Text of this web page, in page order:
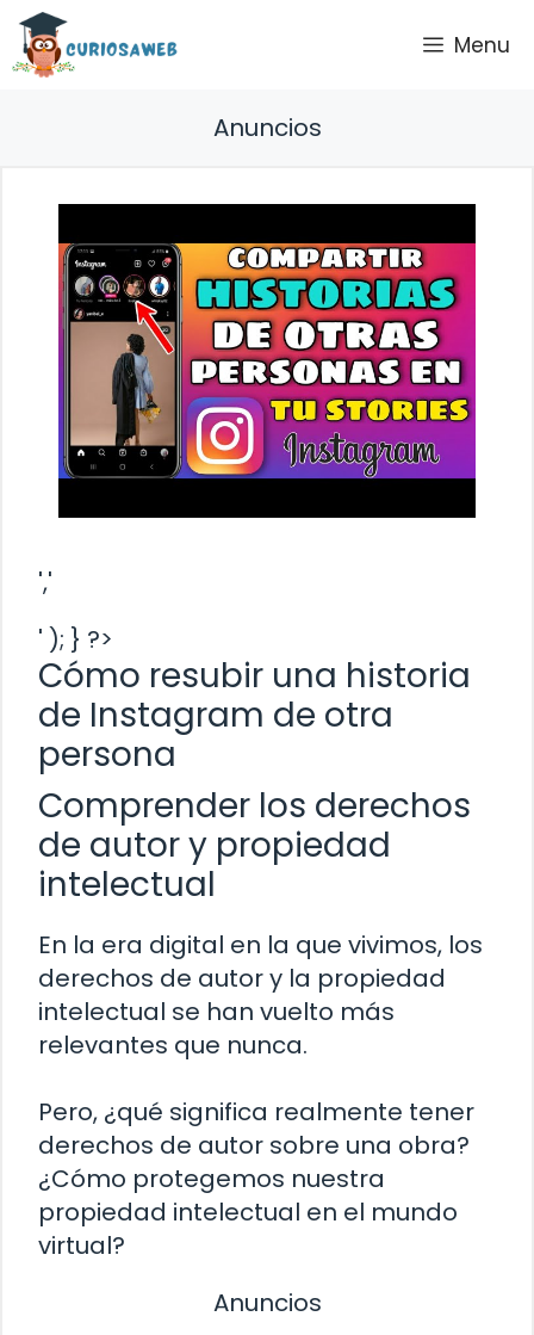
Saltar
contenido
Menu
Anuncios
','
' ); } ?>
Cómo resubir una historia
de Instagram de otra
persona
Comprender los derechos
de autor y propiedad
intelectual
En la era digital en la que vivimos, los
derechos de autor y la propiedad
intelectual se han vuelto más
relevantes que nunca.
Pero, ¿qué significa realmente tener
derechos de autor sobre una obra?
¿Cómo protegemos nuestra
propiedad intelectual en el mundo
virtual?
Anuncios